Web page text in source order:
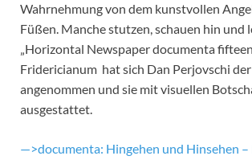
Wahrnehmung von dem kunstvollen
Füßen. Manche stutzen, schauen hin und
„Horizontal Newspaper documenta
Fridericianum hat sich Dan Perjovschi der
angenommen und sie mit visuellen
ausgestattet.
—>documenta: Hingehen und Hinsehen